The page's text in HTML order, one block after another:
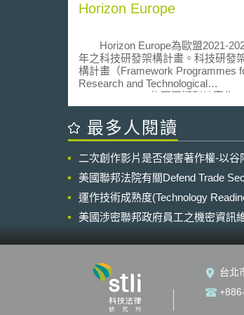
Horizon Europe
Horizon Europe為歐盟2021-
年之科技研發架構計畫。科技研發
構計畫（Framework Programmes
Research and Technological
Development，依不同期別縮寫為
FP1-FP8）為全球最大型的多年期
研架構計畫，今期之Horizon 2020已
進入尾聲，2021年起所實施的歐盟科
「Horizon Europe」。 為打造歐
盟成為創新市場先鋒，延續Horizon
2020計畫成效，Horizon Europe重視
投資研發與發展創新，包含強化歐
的科學與技術基礎、促進歐洲創新能
力，以及永續歐洲社會經濟的模式
分為三大主軸，分別為： 卓越科學
（Excellent Science）：透過歐洲研
究理事會（European Research
Council, ERC）、新居禮夫人人才培
育計畫（Marie Skłodowska-Curie
Actions, MSCA）和研究基礎設施
最多人閱讀
二次創作影片是否侵害著作權-以谷
美國聯邦法院有關Defend Trade
運作技術成熟度(Technology
美國涉密聯邦政府員工之機密資訊
台北